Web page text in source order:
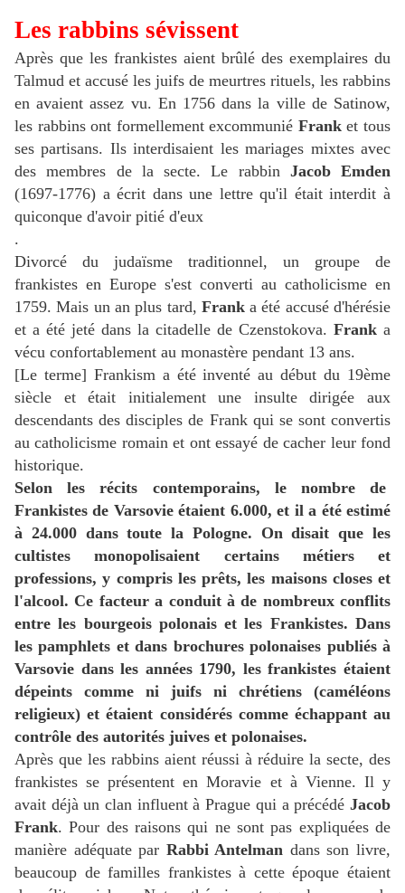
Les rabbins sévissent
Après que les frankistes aient brûlé des exemplaires du
Talmud et accusé les juifs de meurtres rituels, les rabbins
en avaient assez vu. En 1756 dans la ville de Satinow,
les rabbins ont formellement excommunié Franket tous
ses partisans. Ils interdisaient les mariages mixtes avec
des membres de la secte. Le rabbin Jacob Emden
(1697-1776) a écrit dans une lettre qu'il était interdit à
quiconque d'avoir pitié d'eux
.
Divorcé du judaïsme traditionnel, un groupe de
frankistes en Europe s'est converti au catholicisme en
1759. Mais un an plus tard, Franka été accusé d'hérésie
et a été jeté dans la citadelle de Czenstokova. Frank a
vécu confortablement au monastère pendant 13 ans.
[Le terme] Frankism a été inventé au début du 19ème
siècle et était initialement une insulte dirigée aux
descendants des disciples de Frank qui se sont convertis
au catholicisme romain et ont essayé de cacher leur fond
historique.
Selon les récits contemporains, le nombre de
Frankistes de Varsovie étaient 6.000, et il a été estimé
à 24.000 dans toute la Pologne. On disait que les
cultistes monopolisaient certains métiers et
professions, y compris les prêts, les maisons closes et
l'alcool. Ce facteur a conduit à de nombreux conflits
entre les bourgeois polonais et les Frankistes. Dans
les pamphlets et dans brochures polonaises publiés à
Varsovie dans les années 1790, les frankistes étaient
dépeints comme ni juifs ni chrétiens (caméléons
religieux) et étaient considérés comme échappant au
contrôle des autorités juives et polonaises.
Après que les rabbins aient réussi à réduire la secte, des
frankistes se présentent en Moravie et à Vienne. Il y
avait déjà un clan influent à Prague qui a précédé Jacob
Frank. Pour des raisons qui ne sont pas expliquées de
manière adéquate par Rabbi Antelman dans son livre,
beaucoup de familles frankistes à cette époque étaient